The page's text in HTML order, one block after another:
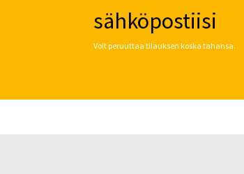
sähköpostiisi
Voit peruuttaa tilauksen koska tahansa.